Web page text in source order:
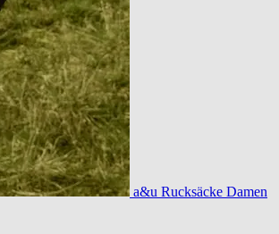
a&u Rucksäcke Damen